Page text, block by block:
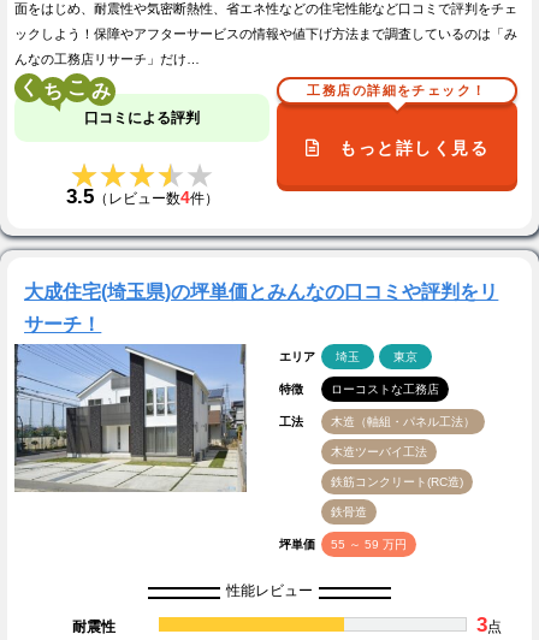
面をはじめ、耐震性や気密断熱性、省エネ性などの住宅性能など口コミで評判をチェ
ックしよう！保障やアフターサービスの情報や値下げ方法まで調査しているのは「み
んなの工務店リサーチ」だけ…
く こ
口コミによる評判
★★★★★
★★★★★
3.5（レビュー数4件）
工務店の詳細をチェック！
もっと詳しく見る
大成住宅(埼玉県)の坪単価とみんなの口コミや評判をリ
サーチ！
エリア 埼玉 東京
特徴 ローコストな工務店
工法 木造（軸組・パネル工法）
木造ツーバイ工法
鉄筋コンクリート(RC造)
鉄骨造
坪単価 55 ～ 59 万円
性能レビュー
耐震性 3点